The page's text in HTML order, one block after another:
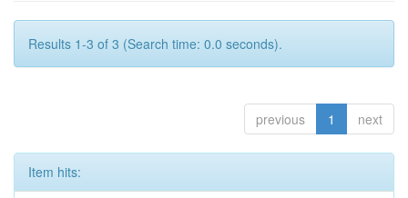
Results 1-3 of 3 (Search time: 0.0 seconds).
previous 1 next
Item hits: